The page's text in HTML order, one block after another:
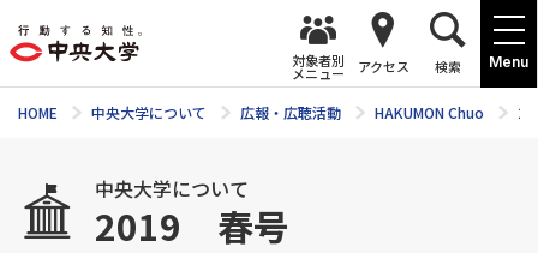
Menu
対象者別
メニュー アクセス 検索
HOME 中央大学について 広報・広聴活動 HAKUMON Chuo
中央大学について
2019 春号